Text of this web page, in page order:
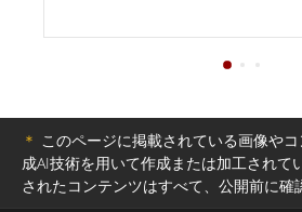
＊ このページに掲載されている画像や
成AI技術を用いて作成または加工されて
されたコンテンツはすべて、公開前に確